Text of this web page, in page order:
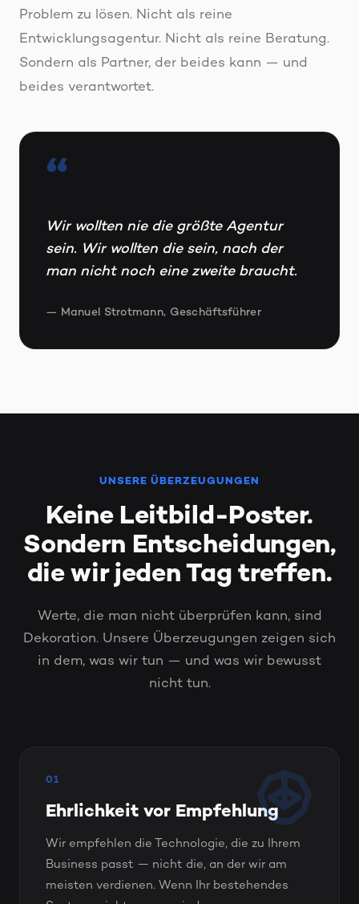
Problem zu lösen. Nicht als reine
Entwicklungsagentur. Nicht als reine Beratung.
Sondern als Partner, der beides kann — und
beides verantwortet.
“
Wir wollten nie die größte Agentur
sein. Wir wollten die sein, nach der
man nicht noch eine zweite braucht.
— Manuel Strotmann, Geschäftsführer
UNSERE ÜBERZEUGUNGEN
Keine Leitbild-Poster.
Sondern Entscheidungen,
die wir jeden Tag treffen.
Werte, die man nicht überprüfen kann, sind
Dekoration. Unsere Überzeugungen zeigen sich
in dem, was wir tun — und was wir bewusst
nicht tun.
01
Ehrlichkeit vor Empfehlung
Wir empfehlen die Technologie, die zu Ihrem
Business passt — nicht die, an der wir am
meisten verdienen. Wenn Ihr bestehendes